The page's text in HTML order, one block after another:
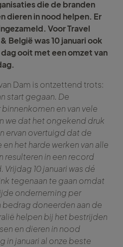
die de branden
dieren in nood helpen. Er
Voor Travel
België was 10 januari ook
ooit met een omzet van
Dam is ontzettend trots:
start gegaan. De
en van vele
we dat het ongekend druk
ervan overtuigd dat de
het harde werken van alle
resulteren in een record
10 januari was dé
tegenaan te gaan omdat
onderneming per
doneerden aan de
helpen bij het bestrijden
en dieren in nood
in januari al onze beste